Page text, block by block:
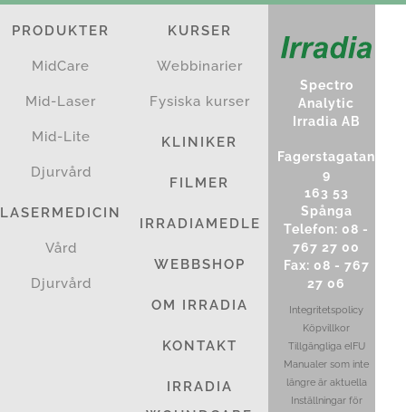
PRODUKTER
MidCare
Mid-Laser
Mid-Lite
Djurvård
LASERMEDICIN
Vård
Djurvård
KURSER
Webbinarier
Fysiska kurser
KLINIKER
FILMER
IRRADIAMEDLEM
WEBBSHOP
OM IRRADIA
KONTAKT
IRRADIA
Spectro
Analytic
Irradia AB
Fagerstagatan
9
163 53
Spånga
Telefon: 08 -
767 27 00
Fax: 08 - 767
27 06
Integritetspolicy
Köpvillkor
Tillgängliga eIFU
Manualer som inte
längre är aktuella
Inställningar för